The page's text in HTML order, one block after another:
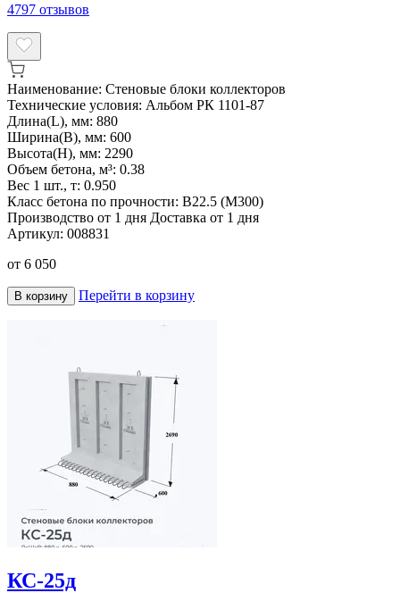
4797 отзывов
Наименование: Стеновые блоки коллекторов
Технические условия: Альбом РК 1101-87
Длина(L), мм: 880
Ширина(B), мм: 600
Высота(H), мм: 2290
Объем бетона, м³: 0.38
Вес 1 шт., т: 0.950
Класс бетона по прочности: В22.5 (М300)
Производство от 1 дня Доставка от 1 дня
Артикул: 008831
от 6 050
В корзину Перейти в корзину
КС-25д